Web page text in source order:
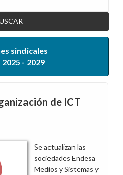
sindicales
2025 - 2029
de ICT
Se actualizan las
sociedades Endesa
Medios y Sistemas y